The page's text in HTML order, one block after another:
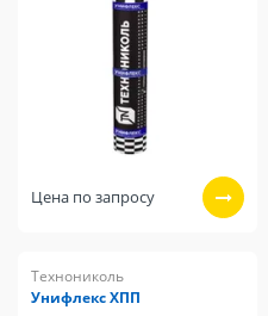
Цена по запросу
Технониколь
Унифлекс ХПП